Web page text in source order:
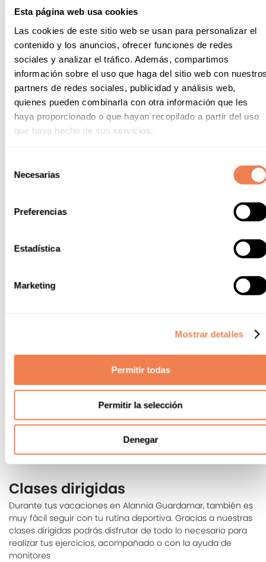
Esta página web usa cookies
Las cookies de este sitio web se usan para personalizar el
contenido y los anuncios, ofrecer funciones de redes
sociales y analizar el tráfico. Además, compartimos
información sobre el uso que haga del sitio web con
partners de redes sociales, publicidad y análisis web,
quienes pueden combinarla con otra información que les
haya proporcionado o que hayan recopilado a partir del uso
que haya hecho de sus servicios.
Necesarias
Preferencias
Estadística
Marketing
Mostrar detalles
Permitir todas
Permitir la selección
Denegar
año en el que encontrarás una zona especializada
en máquinas para trabajar musculación y cardio,
bicicletas estáticas o seguir alguna de nuestras
clases de spinning. Además, hay una sala con un
potente equipo de sonido para practicar clases
dirigidas de la mano de nuestro equipo de
gimnasio, sauna, baño turco y piscina climatizada.
Gimnasio Alannia
En Alannia Guardamar, no importa si no estás alojado,
puedes disfrutar del gimnasio y de todas sus instalaciones a
lo largo de la semana para realizar tus entrenamientos
diarios y mantenerte en forma. Descubre el horario que
complicaciones.
DESCARGAR PDF
Clases dirigidas
Durante tus vacaciones en Alannia Guardamar, también es
muy fácil seguir con tu rutina deportiva. Gracias a nuestras
clases dirigidas podrás disfrutar de todo lo necesario para
realizar tus ejercicios, acompañado o con la ayuda de
monitores